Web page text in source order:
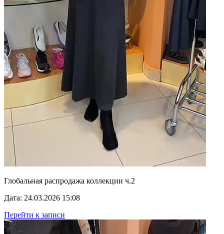
Глобальная распродажа коллекции ч.2
Дата: 24.03.2026 15:08
Перейти к записи